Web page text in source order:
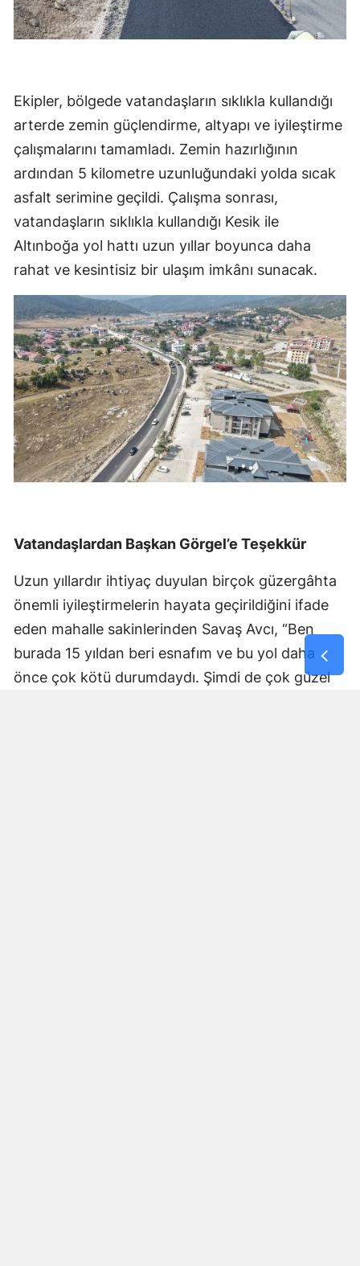
Ekipler, bölgede vatandaşların sıklıkla kullandığı
arterde zemin güçlendirme, altyapı ve iyileştirme
çalışmalarını tamamladı. Zemin hazırlığının
ardından 5 kilometre uzunluğundaki yolda sıcak
asfalt serimine geçildi. Çalışma sonrası,
vatandaşların sıklıkla kullandığı Kesik ile
Altınboğa yol hattı uzun yıllar boyunca daha
rahat ve kesintisiz bir ulaşım imkânı sunacak.
Vatandaşlardan Başkan Görgel’e Teşekkür
Uzun yıllardır ihtiyaç duyulan birçok güzergâhta
önemli iyileştirmelerin hayata geçirildiğini ifade
eden mahalle sakinlerinden Savaş Avcı, “Ben
burada 15 yıldan beri esnafım ve bu yol daha
önce çok kötü durumdaydı. Şimdi de çok güzel